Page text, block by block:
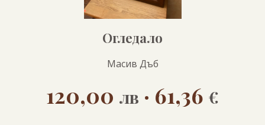
Огледало
Масив Дъб
120,00 лв · 61,36 €